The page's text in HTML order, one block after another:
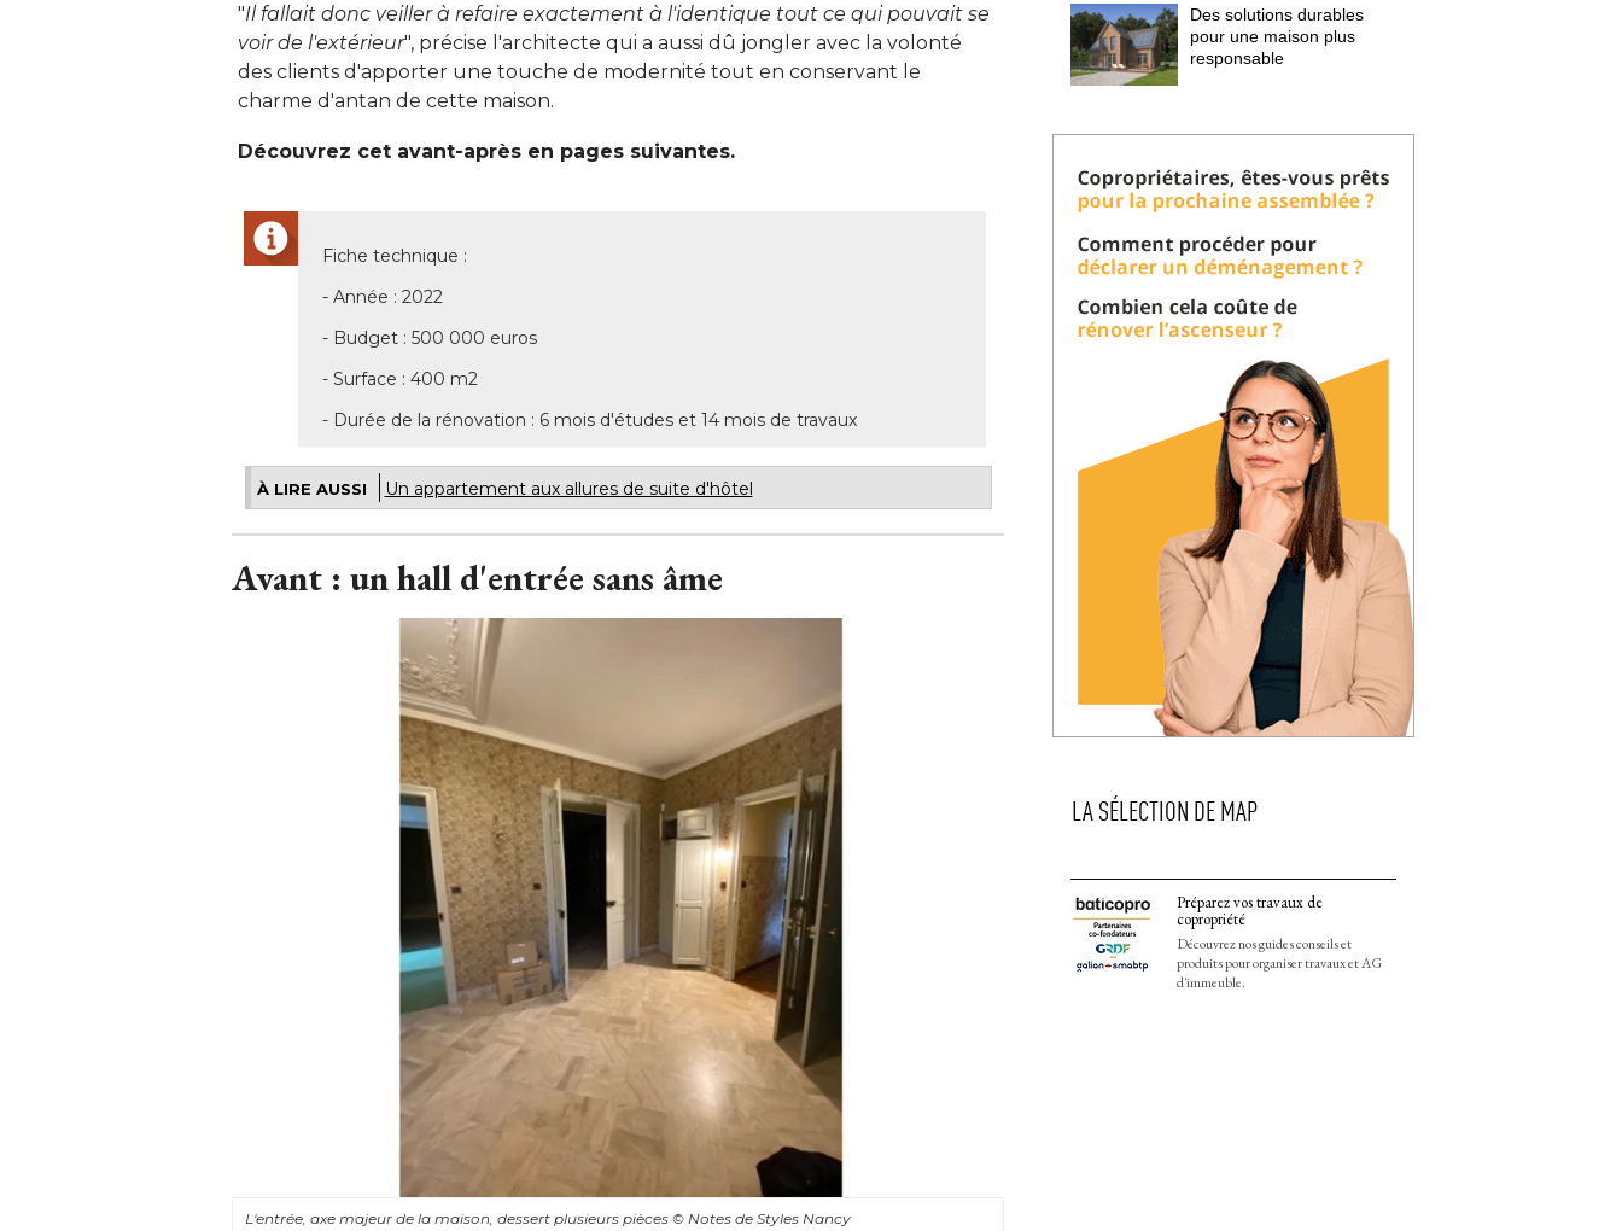
"Il fallait donc veiller à refaire exactement à l'identique tout ce qui pouvait se
voir de l'extérieur", précise l'architecte qui a aussi dû jongler avec la volonté
des clients d'apporter une touche de modernité tout en conservant le
charme d'antan de cette maison.
Découvrez cet avant-après en pages suivantes.
Fiche technique :
- Année : 2022
- Budget : 500 000 euros
- Surface : 400 m2
- Durée de la rénovation : 6 mois d'études et 14 mois de travaux
À LIRE AUSSI Un appartement aux allures de suite d'hôtel
Avant : un hall d'entrée sans âme
L'entrée, axe majeur de la maison, dessert plusieurs pièces© Notes de Styles Nancy
Des solutions durables
pour une maison plus
responsable
LA SÉLECTION DE MAP
Préparez vos travaux de
copropriété
Découvrez nos guides conseils et
produits pour organiser travaux et AG
d'immeuble.